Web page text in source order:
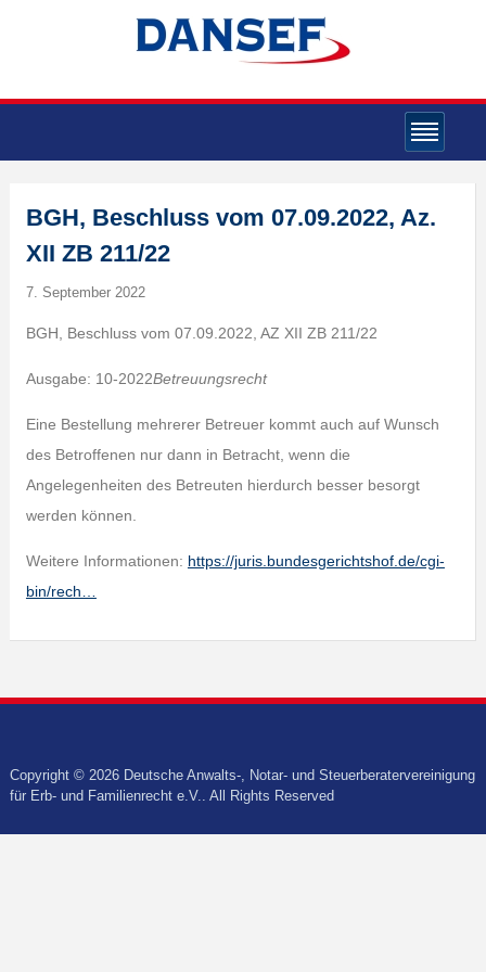
BGH, Beschluss vom 07.09.2022, Az.
XII ZB 211/22
7. September 2022
BGH, Beschluss vom 07.09.2022, AZ XII ZB 211/22
Ausgabe: 10-2022Betreuungsrecht
Eine Bestellung mehrerer Betreuer kommt auch auf Wunsch
des Betroffenen nur dann in Betracht, wenn die
Angelegenheiten des Betreuten hierdurch besser besorgt
werden können.
Weitere Informationen: https://juris.bundesgerichtshof.de/cgi-
bin/rech…
Copyright © 2026 Deutsche Anwalts-, Notar- und Steuerberatervereinigung
für Erb- und Familienrecht e.V.. All Rights Reserved